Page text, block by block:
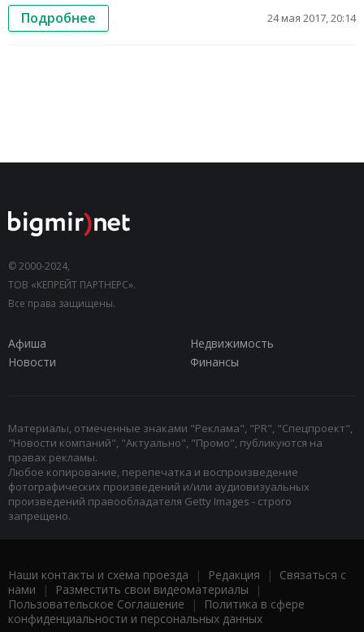
Подробнее 24 мая 2017, 20:14
© 2000-2024,
ТОВ «КЕПРЕЙТ ПАРТНЕРС».
Все права защищены.
Афиша
Недвижимость
Новости
Финансы
Материалы, отмеченные знаками "Реклама", "PR", "Спецпроект",
"Новости компаний", "Актуально", "Промо", публикуются на
правах рекламы.
Любое копирование, перепечатка и воспроизведение
фотографических произведений и/или аудиовизуальных
произведений правообладателя Getty Images - строго
запрещено.
Наши контакты и схема проезда | Редакция | Связаться с
нами | Разместить свои видеоматериалы |
Пользовательское Соглашение |
Политика в сфере
конфиденциальности и персональных данных